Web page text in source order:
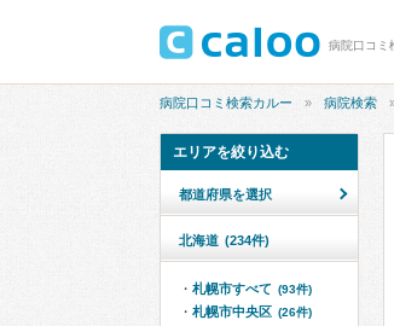
病院口コミ
病院口コミ検索カルー 病院検索
エリアを絞り込む
都道府県を選択
北海道 (234件)
札幌市すべて (93件)
札幌市中央区 (26件)